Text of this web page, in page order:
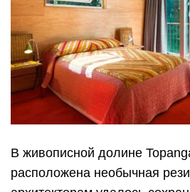
В живописной долине
расположена необычная